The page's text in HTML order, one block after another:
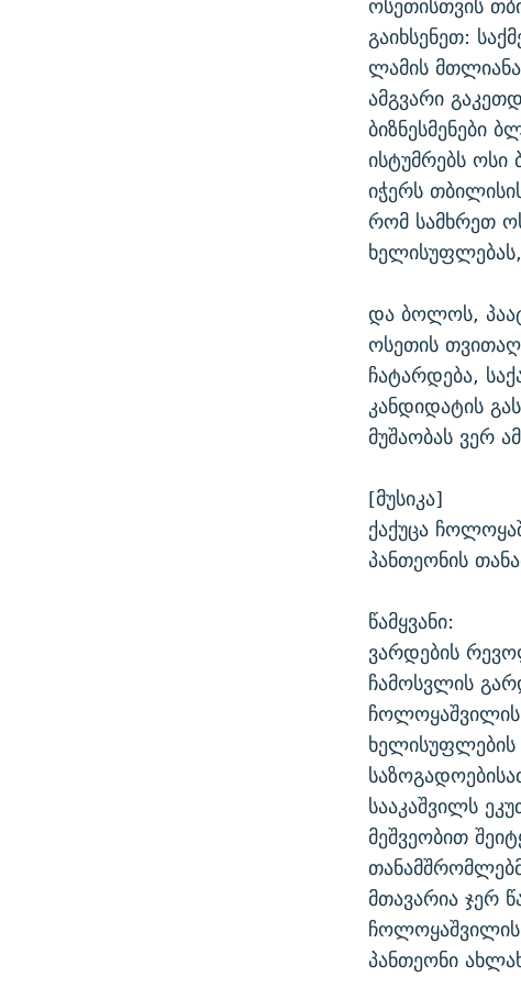
გაიხსენეთ:
ლამის
ამგვარი
ბიზნესმენები
ისტუმრებს ოსი
იჭერს
რომ სამხრეთ
და ბოლოს,
ოსეთის
ჩატარდება,
კანდიდატის
მუშაობას ვერ
[მუსიკა]
ქაქუცა
პანთეონის
წამყვანი:
ვარდების
ჩამოსვლის
ჩოლოყაშვილის
ხელისუფლების
სააკაშვილს
მეშვეობით
მთავარია ჯერ
პანთეონი